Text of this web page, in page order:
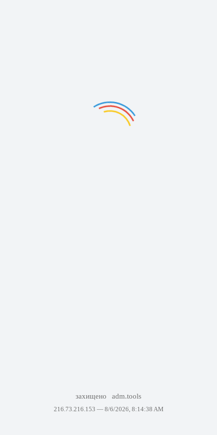
захищено adm.tools
216.73.216.153 — 8/6/2026, 8:14:38 AM